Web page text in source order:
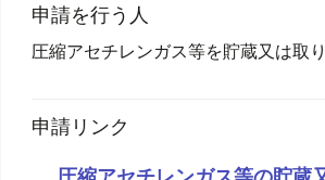
申請を行う人
圧縮アセチレンガス等を貯蔵又は取
申請リンク